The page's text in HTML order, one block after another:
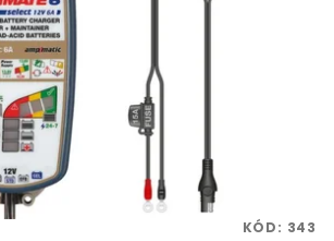
KÓD: 343